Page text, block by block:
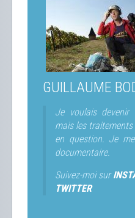
GUILLAUME
Je voulais devenir
mais les
en question. Je
documentaire.
Suivez-moi sur
TWITTER